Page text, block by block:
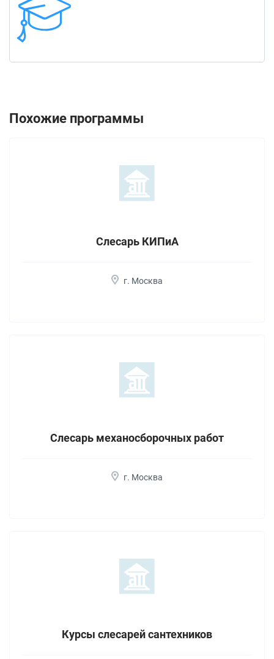
Похожие программы
Слесарь КИПиА
г. Москва
Слесарь механосборочных работ
г. Москва
Курсы слесарей сантехников